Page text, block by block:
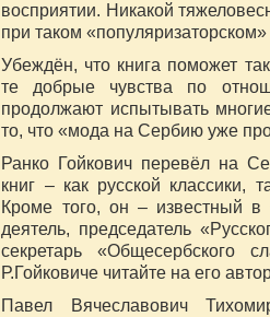
восприятии. Никакой
при таком
Убеждён, что книга поможет
те добрые чувства по
продолжают испытывать
то, что «мода на Сербию уже
Ранко Гойкович перевёл на
книг – как русской классики,
Кроме того, он – известный
деятель, председатель
секретарь «Общесербского
Р.Гойковиче читайте на его
Павел Вячеславович